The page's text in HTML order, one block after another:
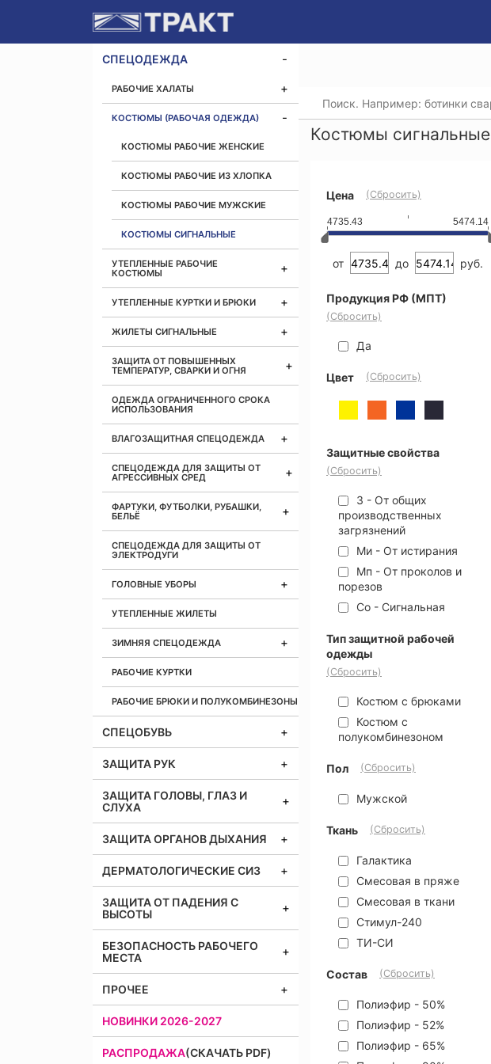
СПЕЦОДЕЖДА
РАБОЧИЕ ХАЛАТЫ
КОСТЮМЫ (РАБОЧАЯ ОДЕЖДА)
КОСТЮМЫ РАБОЧИЕ ЖЕНСКИЕ
КОСТЮМЫ РАБОЧИЕ ИЗ ХЛОПКА
КОСТЮМЫ РАБОЧИЕ МУЖСКИЕ
КОСТЮМЫ СИГНАЛЬНЫЕ
УТЕПЛЕННЫЕ РАБОЧИЕ
КОСТЮМЫ
УТЕПЛЕННЫЕ КУРТКИ И БРЮКИ
ЖИЛЕТЫ СИГНАЛЬНЫЕ
ЗАЩИТА ОТ ПОВЫШЕННЫХ
ТЕМПЕРАТУР, СВАРКИ И ОГНЯ
ОДЕЖДА ОГРАНИЧЕННОГО СРОКА
ИСПОЛЬЗОВАНИЯ
ВЛАГОЗАЩИТНАЯ СПЕЦОДЕЖДА
СПЕЦОДЕЖДА ДЛЯ ЗАЩИТЫ ОТ
АГРЕССИВНЫХ СРЕД
ФАРТУКИ, ФУТБОЛКИ, РУБАШКИ,
БЕЛЬЁ
СПЕЦОДЕЖДА ДЛЯ ЗАЩИТЫ ОТ
ЭЛЕКТРОДУГИ
ГОЛОВНЫЕ УБОРЫ
УТЕПЛЕННЫЕ ЖИЛЕТЫ
ЗИМНЯЯ СПЕЦОДЕЖДА
РАБОЧИЕ КУРТКИ
РАБОЧИЕ БРЮКИ И ПОЛУКОМБИНЕЗОНЫ
СПЕЦОБУВЬ
ЗАЩИТА РУК
ЗАЩИТА ГОЛОВЫ, ГЛАЗ И
СЛУХА
ЗАЩИТА ОРГАНОВ ДЫХАНИЯ
ДЕРМАТОЛОГИЧЕСКИЕ СИЗ
ЗАЩИТА ОТ ПАДЕНИЯ С
ВЫСОТЫ
БЕЗОПАСНОСТЬ РАБОЧЕГО
МЕСТА
ПРОЧЕЕ
НОВИНКИ 2026-2027
РАСПРОДАЖА(СКАЧАТЬ PDF)
Костюмы
Цена (Сбросить)
4735.43 5474.14
от до руб.
Продукция РФ (МПТ)
(Сбросить)
Да
Цвет (Сбросить)
Защитные свойства
(Сбросить)
З - От общих
производственных
загрязнений
Ми - От истирания
Мп - От проколов и
порезов
Со - Сигнальная
Тип защитной рабочей
одежды
(Сбросить)
Костюм с брюками
Костюм с
полукомбинезоном
Пол (Сбросить)
Мужской
Ткань (Сбросить)
Галактика
Смесовая в пряже
Смесовая в ткани
Стимул-240
ТИ-СИ
Состав (Сбросить)
Полиэфир - 50%
Полиэфир - 52%
Полиэфир - 65%